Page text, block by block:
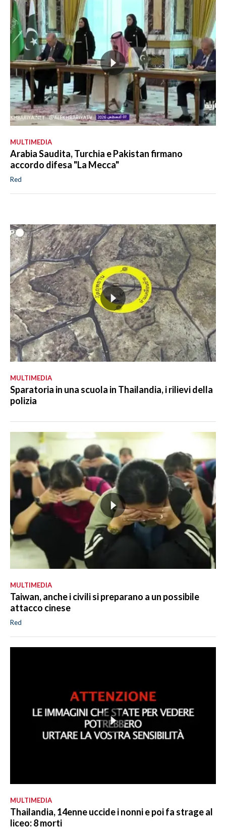
MULTIMEDIA
Arabia Saudita, Turchia e Pakistan firmano
accordo difesa "La Mecca"
Red
MULTIMEDIA
Sparatoria in una scuola in Thailandia, i rilievi della
polizia
MULTIMEDIA
Taiwan, anche i civili si preparano a un possibile
attacco cinese
Red
MULTIMEDIA
Thailandia, 14enne uccide i nonni e poi fa strage al
liceo: 8 morti